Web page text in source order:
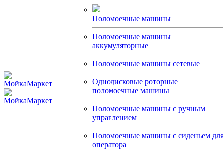
Поломоечные машины
Поломоечные машины
аккумуляторные
Поломоечные машины сетевые
Однодисковые роторные
поломоечные машины
Поломоечные машины с ручным
управлением
Поломоечные машины с сиденьем для
оператора